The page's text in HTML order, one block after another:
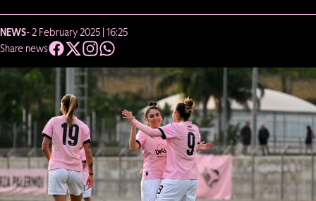
NEWS- 2 February 2025 | 16:25
Share news